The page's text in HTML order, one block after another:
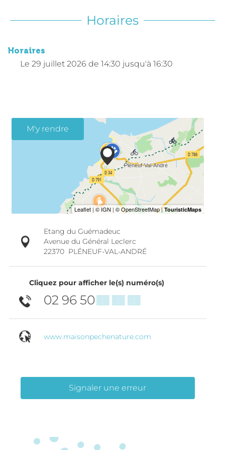
Horaires
Horaires
Le 29 juillet 2026 de 14:30 jusqu'à 16:30
M'y rendre
Etang du Guémadeuc
Avenue du Général Leclerc
22370 PLÉNEUF-VAL-ANDRÉ
Cliquez pour afficher le(s) numéro(s)
02 96 50▒▒ ▒▒ ▒▒
www.maisonpechenature.com
Signaler une erreur